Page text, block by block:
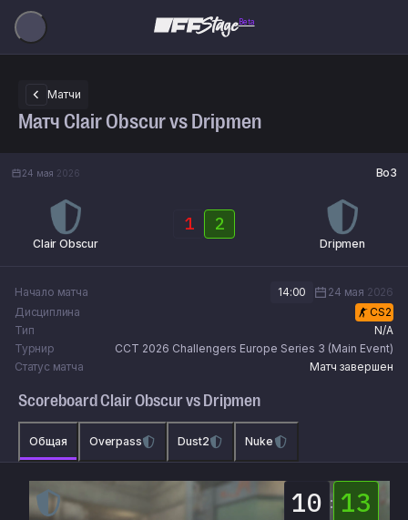
Beta
Матчи
Матч Clair Obscur vs Dripmen
24 мая 2026 Bo3
Clair Obscur
1 2
Dripmen
Начало матча 14:00 24 мая 2026
Дисциплина
CS2
Тип
N/A
Турнир
CCT 2026 Challengers Europe Series 3 (Main Event)
Статус матча
Матч завершен
Scoreboard Clair Obscurvs Dripmen
Общая Overpass Dust2 Nuke
10 : 13